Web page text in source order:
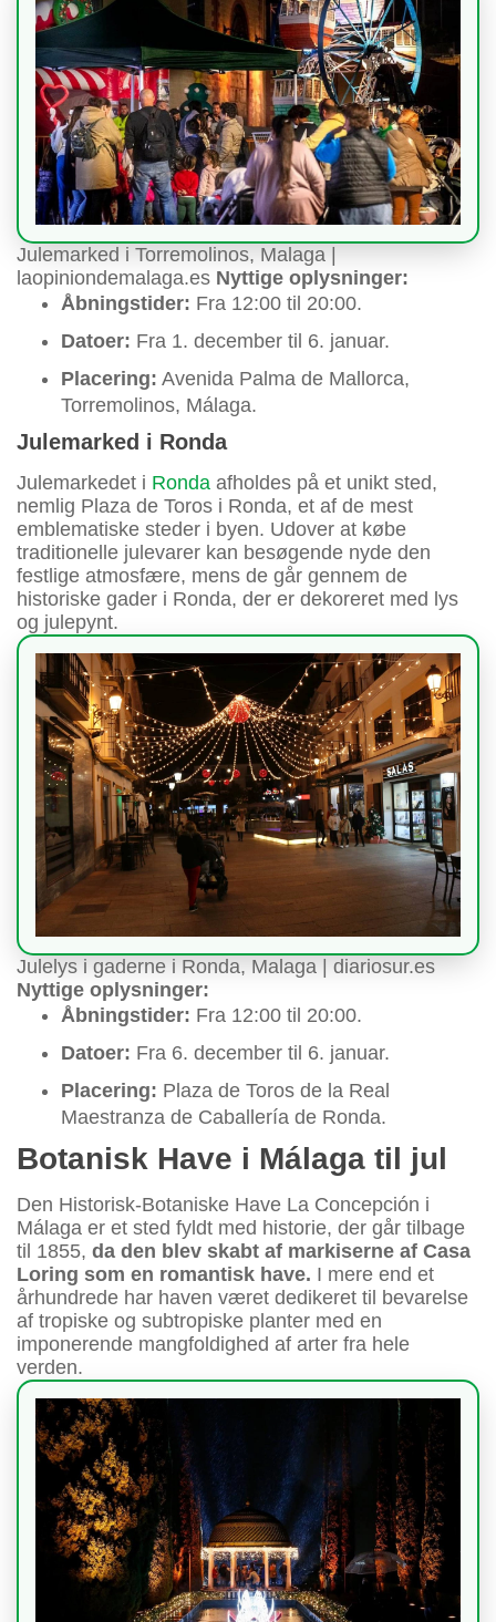
Julemarked i Torremolinos, Malaga |
laopiniondemalaga.es Nyttige oplysninger:
Åbningstider: Fra 12:00 til 20:00.
Datoer: Fra 1. december til 6. januar.
Placering: Avenida Palma de Mallorca,
Torremolinos, Málaga.
Julemarked i Ronda
Julemarkedet i Ronda afholdes på et unikt sted,
nemlig Plaza de Toros i Ronda, et af de mest
emblematiske steder i byen. Udover at købe
traditionelle julevarer kan besøgende nyde den
festlige atmosfære, mens de går gennem de
historiske gader i Ronda, der er dekoreret med lys
og julepynt.
Julelys i gaderne i Ronda, Malaga | diariosur.es
Nyttige oplysninger:
Åbningstider: Fra 12:00 til 20:00.
Datoer: Fra 6. december til 6. januar.
Placering: Plaza de Toros de la Real
Maestranza de Caballería de Ronda.
Botanisk Have i Málaga til jul
Den Historisk-Botaniske Have La Concepción i
Málaga er et sted fyldt med historie, der går tilbage
til 1855, da den blev skabt af markiserne af Casa
Loring som en romantisk have. I mere end et
århundrede har haven været dedikeret til bevarelse
af tropiske og subtropiske planter med en
imponerende mangfoldighed af arter fra hele
verden.